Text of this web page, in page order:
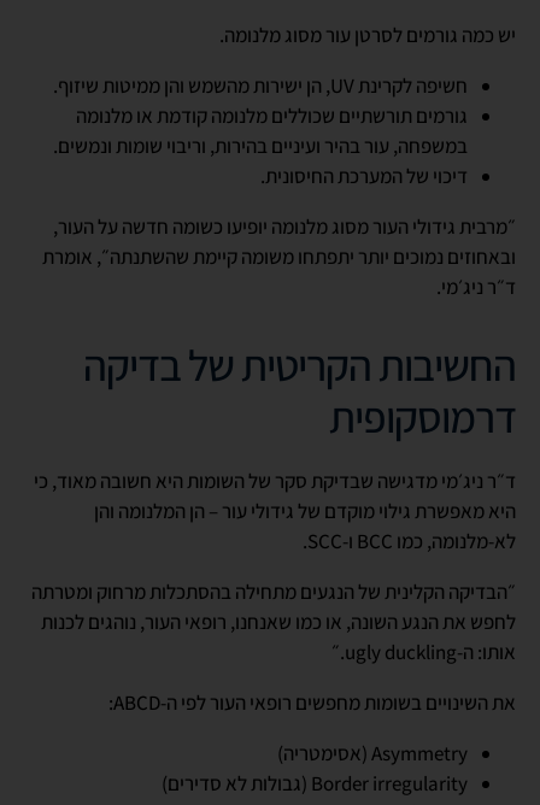
יש כמה גורמים לסרטן עור מסוג מלנומה.
חשיפה לקרינת UV, הן ישירות מהשמש והן ממיטות שיזוף.
גורמים תורשתיים שכוללים מלנומה קודמת או מלנומה
במשפחה, עור בהיר ועיניים בהירות, וריבוי שומות ונמשים.
דיכוי של המערכת החיסונית.
״מרבית גידולי העור מסוג מלנומה יופיעו כשומה חדשה על העור,
ובאחוזים נמוכים יותר יתפתחו משומה קיימת שהשתנתה״, אומרת
ד״ר ניג׳מי.
החשיבות הקריטית של בדיקה
דרמוסקופית
ד״ר ניג׳מי מדגישה שבדיקת סקר של השומות היא חשובה מאוד, כי
היא מאפשרת גילוי מוקדם של גידולי עור – הן המלנומה והן
לא-מלנומה, כמו BCC ו-SCC.
״הבדיקה הקלינית של הנגעים מתחילה בהסתכלות מרחוק ומטרתה
לחפש את הנגע השונה, או כמו שאנחנו, רופאי העור, נוהגים לכנות
אותו: ה-ugly duckling.״
את השינויים בשומות מחפשים רופאי העור לפי ה-ABCD:
Asymmetry (אסימטריה)
Border irregularity (גבולות לא סדירים)